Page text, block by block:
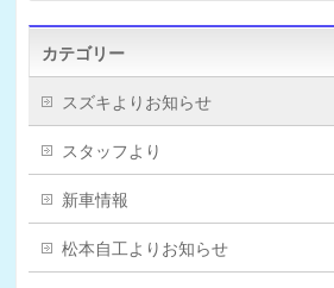
カテゴリー
スズキよりお知らせ
スタッフより
新車情報
松本自工よりお知らせ